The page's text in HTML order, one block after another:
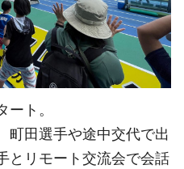
ト。
町田選手や途中交代で出
とリモート交流会で会話